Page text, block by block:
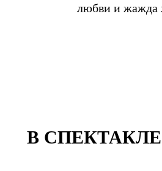
любви и жажда
В